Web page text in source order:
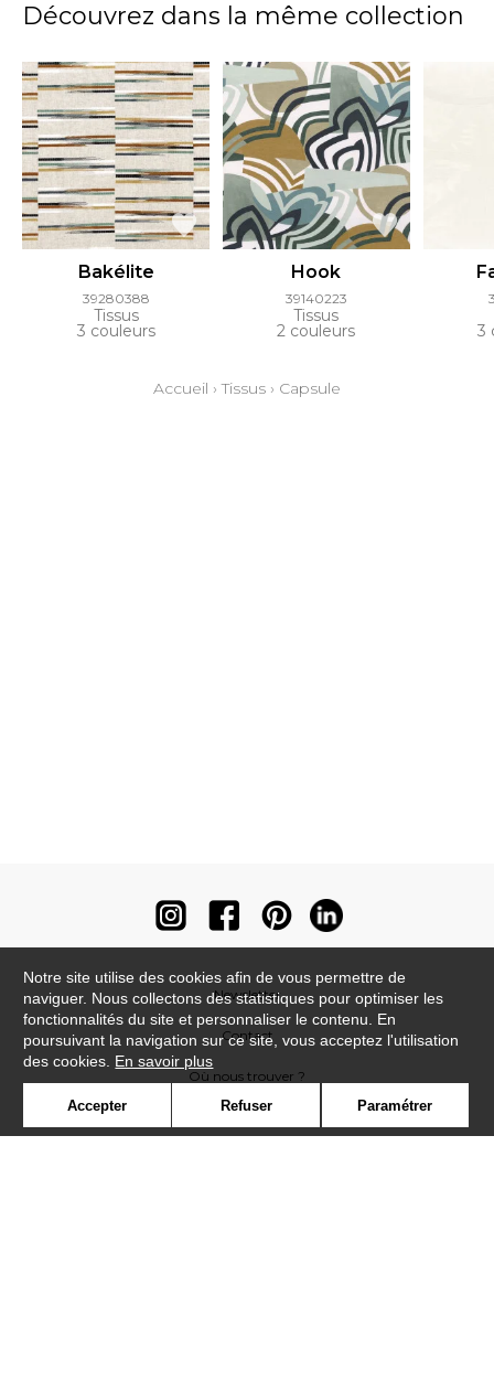
Découvrez dans la même collection
Bakélite
39280388
Tissus
3 couleurs
Hook
39140223
Tissus
2 couleurs 3
Accueil ›Tissus › Capsule
Newsletter
Contact
Où nous trouver ?
Notre site utilise des cookies afin de vous permettre de
naviguer. Nous collectons des statistiques pour optimiser les
fonctionnalités du site et personnaliser le contenu. En
poursuivant la navigation sur ce site, vous acceptez l'utilisation
des cookies. En savoir plus
Accepter Refuser Paramétrer